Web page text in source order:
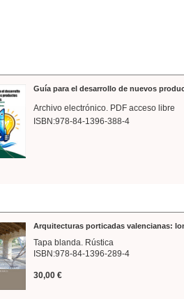
Guía para el desarrollo de nuevos
Archivo electrónico. PDF acceso libre
ISBN:978-84-1396-388-4
Arquitecturas porticadas valencianas:
Tapa blanda. Rústica
ISBN:978-84-1396-289-4
30,00 €